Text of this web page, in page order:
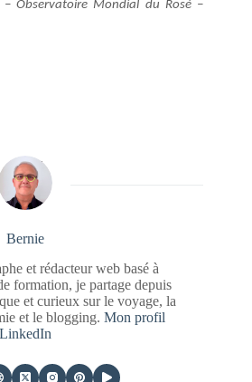
Observatoire Mondial du Rosé –
Bernie
et rédacteur web basé à
formation, je partage depuis
et curieux sur le voyage, la
et le blogging. Mon profil
LinkedIn